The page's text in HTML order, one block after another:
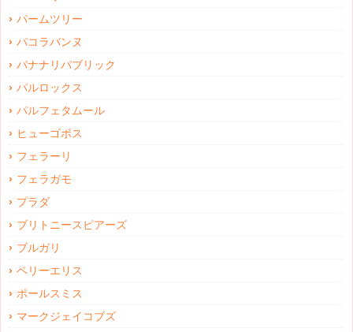
パームツリー
パコラバンヌ
バナナリパブリック
パルロックス
パルフェタムール
ヒューゴボス
フェラーリ
フェラガモ
プラダ
ブリトニースピアーズ
ブルガリ
ペリーエリス
ポールスミス
マークジェイコブズ